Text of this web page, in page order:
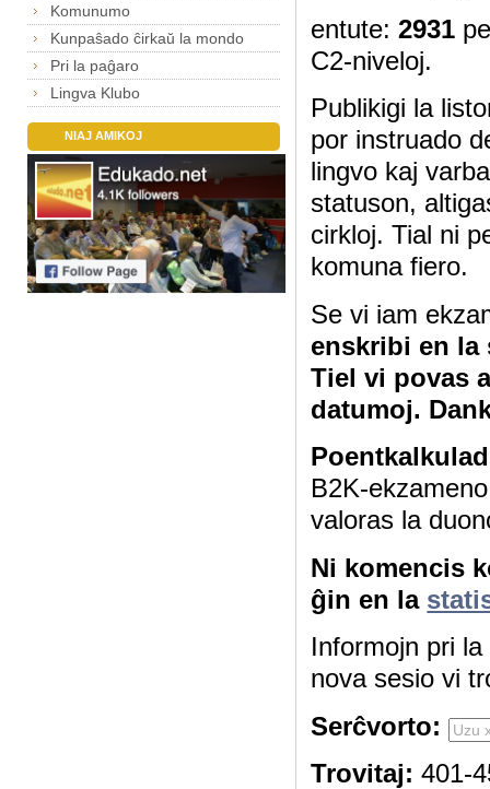
Komunumo
Kunpaŝado ĉirkaŭ la mondo
Pri la paĝaro
Lingva Klubo
NIAJ AMIKOJ
entute:2931
C2-niveloj.
Publikigi la
por instruado
lingvo kaj
statuson,
cirkloj. Tial ni
komuna fiero.
Se vi iam
enskribi en la
Tiel vi povas
datumoj.
B2K-
valoras la
Ni komencis
ĝin en la
Informojn pri
nova sesio vi
Serĉvorto:
Trovitaj: 401-